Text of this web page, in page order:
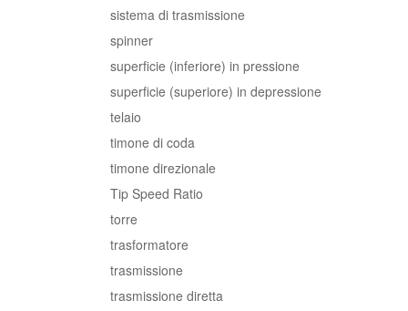
sistema di trasmissione
spinner
superficie (inferiore) in pressione
superficie (superiore) in depressione
telaio
timone di coda
timone direzionale
Tip Speed Ratio
torre
trasformatore
trasmissione
trasmissione diretta